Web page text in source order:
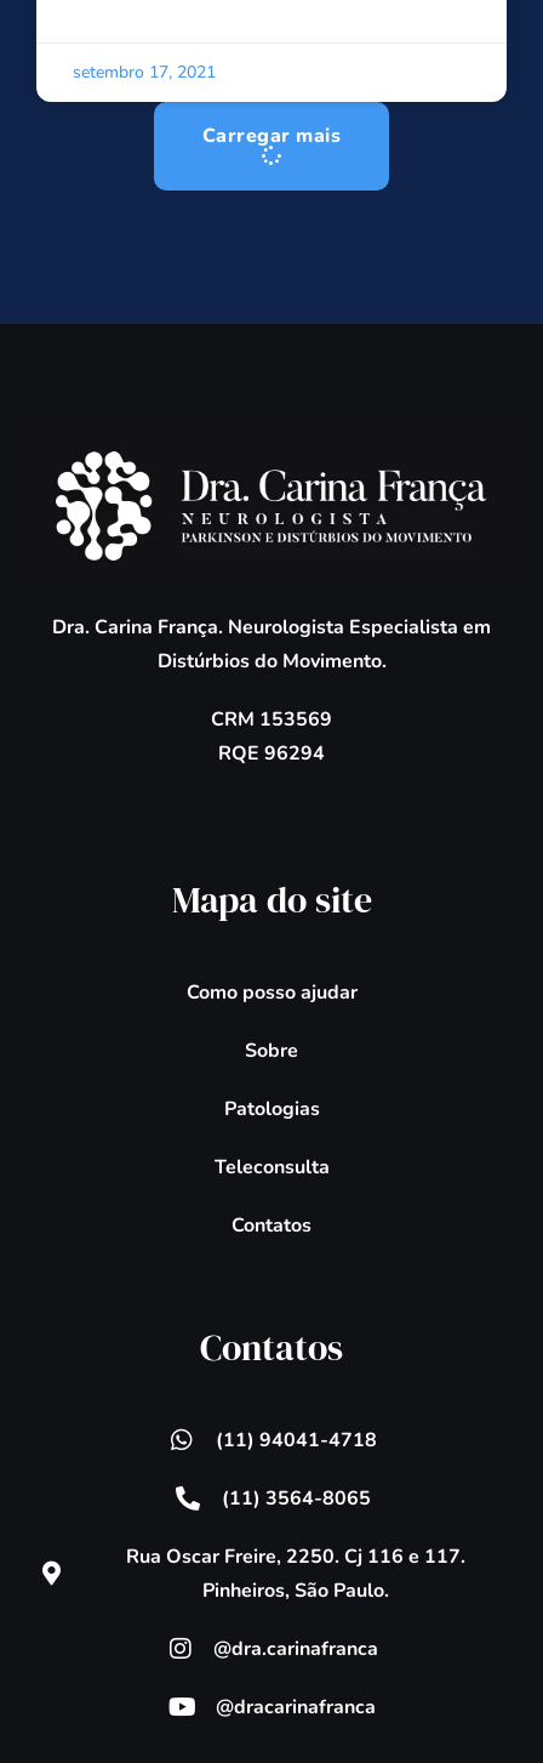
setembro 17, 2021
Carregar mais
Dra. Carina França. Neurologista Especialista em
Distúrbios do Movimento.
CRM 153569
RQE 96294
Mapa do site
Como posso ajudar
Sobre
Patologias
Teleconsulta
Contatos
Contatos
(11) 94041-4718
(11) 3564-8065
Rua Oscar Freire, 2250. Cj 116 e 117.
Pinheiros, São Paulo.
@dra.carinafranca
@dracarinafranca